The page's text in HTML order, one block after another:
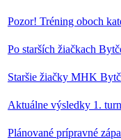
Pozor! Tréning oboch
Po starších žiačkach
Staršie žiačky MHK
Aktuálne výsledky 1.
Plánované prípravné